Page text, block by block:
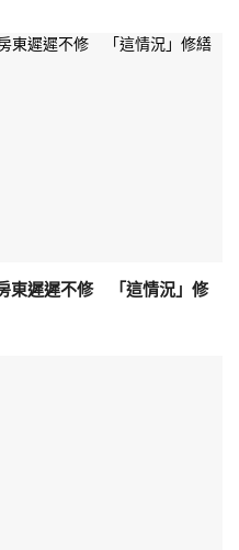
東遲遲不修 「這情況」修